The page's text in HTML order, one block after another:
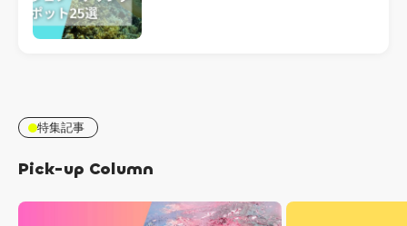
特集記事
Pick-up Column